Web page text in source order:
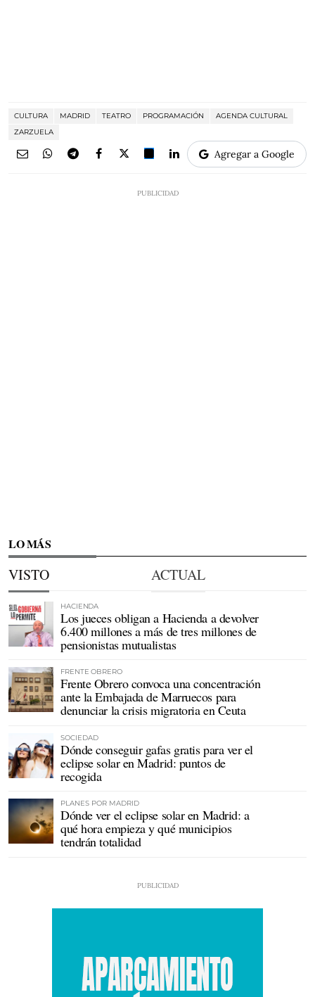
CULTURA MADRID TEATRO PROGRAMACIÓN
AGENDA CULTURAL
ZARZUELA
Agregar a Google
LO MÁS
VISTO ACTUAL
HACIENDA
Los jueces obligan a Hacienda a devolver
6.400 millones a más de tres millones de
pensionistas mutualistas
FRENTE OBRERO
Frente Obrero convoca una concentración
ante la Embajada de Marruecos para
denunciar la crisis migratoria en Ceuta
SOCIEDAD
Dónde conseguir gafas gratis para ver el
eclipse solar en Madrid: puntos de
recogida
PLANES POR MADRID
Dónde ver el eclipse solar en Madrid: a
qué hora empieza y qué municipios
tendrán totalidad